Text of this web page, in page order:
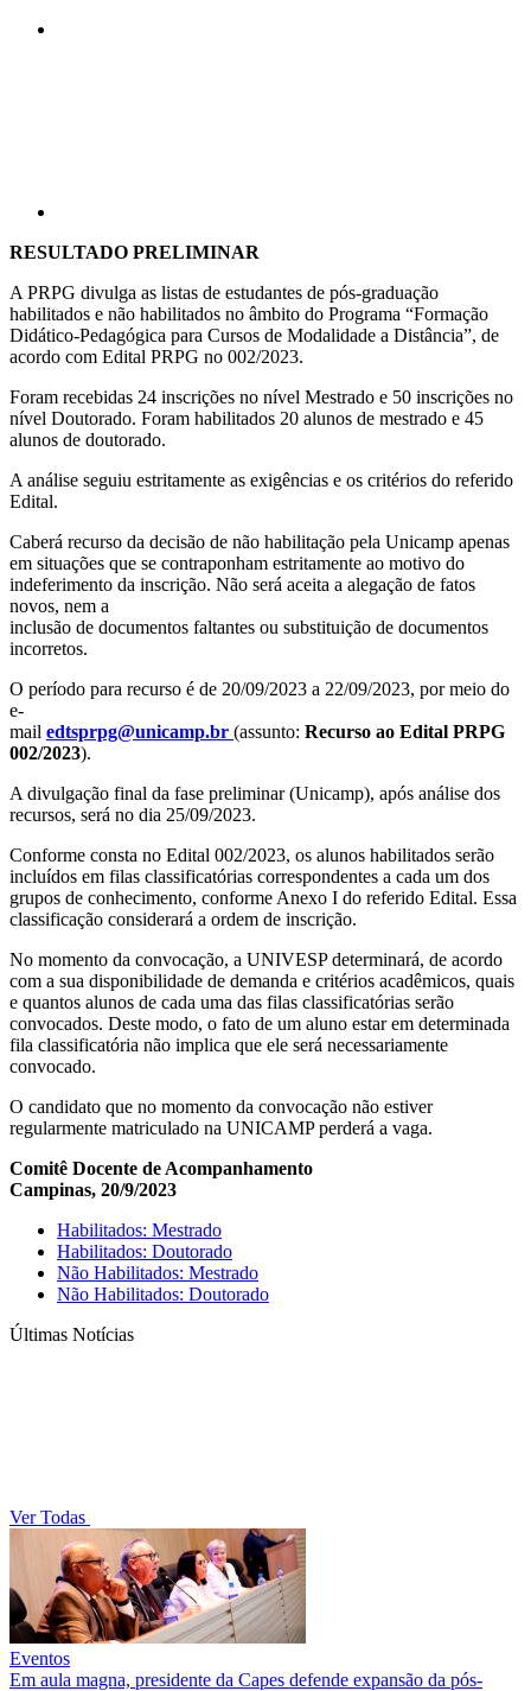
RESULTADO PRELIMINAR
A PRPG divulga as listas de estudantes de pós-graduação
habilitados e não habilitados no âmbito do Programa “Formação
Didático-Pedagógica para Cursos de Modalidade a Distância”, de
acordo com Edital PRPG no 002/2023.
Foram recebidas 24 inscrições no nível Mestrado e 50 inscrições no
nível Doutorado. Foram habilitados 20 alunos de mestrado e 45
alunos de doutorado.
A análise seguiu estritamente as exigências e os critérios do referido
Edital.
Caberá recurso da decisão de não habilitação pela Unicamp apenas
em situações que se contraponham estritamente ao motivo do
indeferimento da inscrição. Não será aceita a alegação de fatos
novos, nem a
inclusão de documentos faltantes ou substituição de documentos
incorretos.
O período para recurso é de 20/09/2023 a 22/09/2023, por meio do
e-
mail edtsprpg@unicamp.br (assunto: Recurso ao Edital PRPG
002/2023).
A divulgação final da fase preliminar (Unicamp), após análise dos
recursos, será no dia 25/09/2023.
Conforme consta no Edital 002/2023, os alunos habilitados serão
incluídos em filas classificatórias correspondentes a cada um dos
grupos de conhecimento, conforme Anexo I do referido Edital. Essa
classificação considerará a ordem de inscrição.
No momento da convocação, a UNIVESP determinará, de acordo
com a sua disponibilidade de demanda e critérios acadêmicos, quais
e quantos alunos de cada uma das filas classificatórias serão
convocados. Deste modo, o fato de um aluno estar em determinada
fila classificatória não implica que ele será necessariamente
convocado.
O candidato que no momento da convocação não estiver
regularmente matriculado na UNICAMP perderá a vaga.
Comitê Docente de Acompanhamento
Campinas, 20/9/2023
Habilitados: Mestrado
Habilitados: Doutorado
Não Habilitados: Mestrado
Não Habilitados: Doutorado
Últimas Notícias
Ver Todas
Eventos
Em aula magna, presidente da Capes defende expansão da pós-